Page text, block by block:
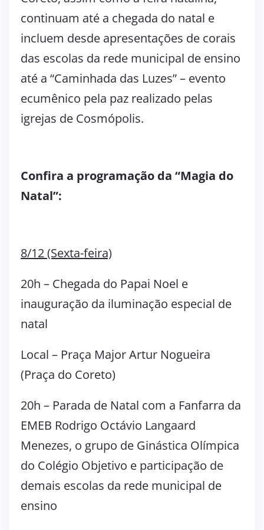
continuam até a chegada do natal e
incluem desde apresentações de corais
das escolas da rede municipal de ensino
até a “Caminhada das Luzes” – evento
ecumênico pela paz realizado pelas
igrejas de Cosmópolis.
Confira a programação da “Magia do
Natal”:
8/12 (Sexta-feira)
20h – Chegada do Papai Noel e
inauguração da iluminação especial de
natal
Local – Praça Major Artur Nogueira
(Praça do Coreto)
20h – Parada de Natal com a Fanfarra da
EMEB Rodrigo Octávio Langaard
Menezes, o grupo de Ginástica Olímpica
do Colégio Objetivo e participação de
demais escolas da rede municipal de
ensino